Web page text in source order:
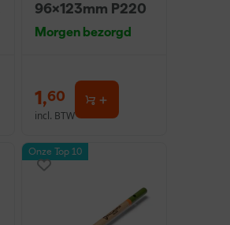
96x123mm P220
Morgen bezorgd
1,60
incl. BTW
Onze Top 10